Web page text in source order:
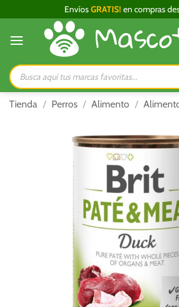
al
contenido
EnvíosGRATIS! en compras
Búsqueda
de
productos
Tienda / Perros / Alimento /